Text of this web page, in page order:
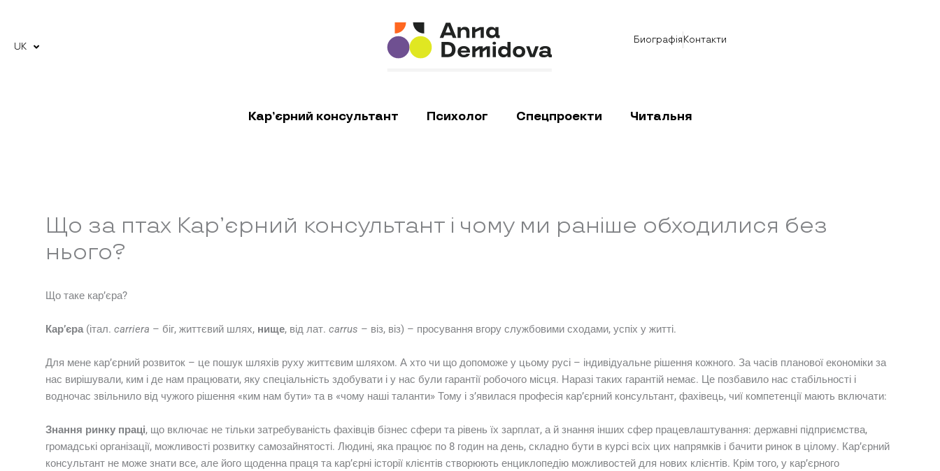
вмісту
UK
RU
Биографія Контакти
Кар’єрний консультант Психолог Спецпроекти Читальня
Що за птах Кар’єрний консультант і чому ми раніше обходилися без
нього?
Що таке кар’єра?
Кар’єра(італ. carriera – біг, життєвий шлях, нище, від лат. carrus – віз, віз) – просування вгору службовими сходами, успіх у житті.
Для мене кар’єрний розвиток – це пошук шляхів руху життєвим шляхом. А хто чи що допоможе у цьому русі – індивідуальне рішення кожного. За часів планової економіки за
нас вирішували, ким і де нам працювати, яку спеціальність здобувати і у нас були гарантії робочого місця. Наразі таких гарантій немає. Це позбавило нас стабільності і
водночас звільнило від чужого рішення «ким нам бути» та в «чому наші таланти» Тому і з’явилася професія кар’єрний консультант, фахівець, чиї компетенції мають включати:
Знання ринку праці, що включає не тільки затребуваність фахівців бізнес сфери та рівень їх зарплат, а й знання інших сфер працевлаштування: державні підприємства,
громадські організації, можливості розвитку самозайнятості. Людині, яка працює по 8 годин на день, складно бути в курсі всіх цих напрямків і бачити ринок в цілому. Кар’єрний
консультант не може знати все, але його щоденна праця та кар’єрні історії клієнтів створюють енциклопедію можливостей для нових клієнтів. Крім того, у кар’єрного